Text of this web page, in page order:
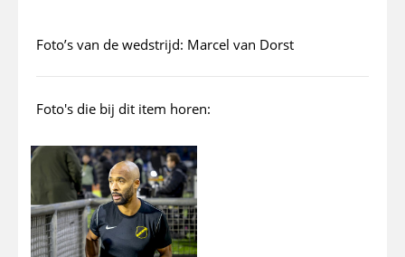
Foto’s van de wedstrijd: Marcel van Dorst
Foto's die bij dit item horen: